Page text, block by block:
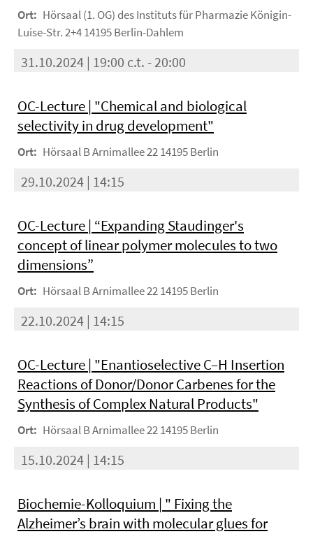
Ort: Hörsaal (1. OG) des Instituts für Pharmazie Königin-
Luise-Str. 2+4 14195 Berlin-Dahlem
31.10.2024 | 19:00 c.t. - 20:00
OC-Lecture | "Chemical and biological
selectivity in drug development"
Ort: Hörsaal B Arnimallee 22 14195 Berlin
29.10.2024 | 14:15
OC-Lecture | “Expanding Staudinger's
concept of linear polymer molecules to two
dimensions”
Ort: Hörsaal B Arnimallee 22 14195 Berlin
22.10.2024 | 14:15
OC-Lecture | "Enantioselective C–H Insertion
Reactions of Donor/Donor Carbenes for the
Synthesis of Complex Natural Products"
Ort: Hörsaal B Arnimallee 22 14195 Berlin
15.10.2024 | 14:15
Biochemie-Kolloquium | " Fixing the
Alzheimer’s brain with molecular glues for